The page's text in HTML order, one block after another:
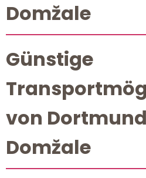
Domžale
Günstige
von
Domžale